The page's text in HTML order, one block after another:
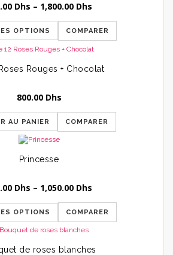
Dhs – 1,800.00 Dhs
OPTIONS COMPARER
Roses Rouges + Chocolat
800.00 Dhs
AU PANIER COMPARER
Princesse
Dhs – 1,050.00 Dhs
OPTIONS COMPARER
de roses blanches